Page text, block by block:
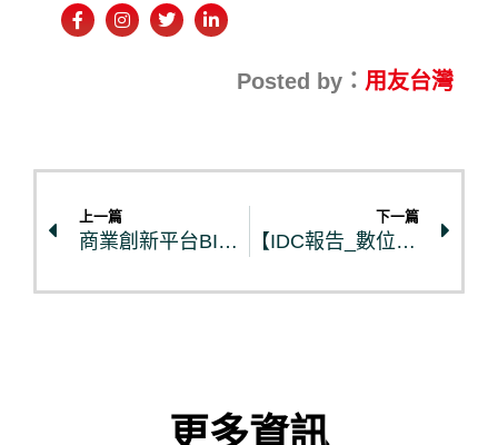
Posted by： 用友台灣
上一篇
商業創新平台BIP白皮書
下一篇
【IDC報告_數位轉型系列】AI創造業務價值的戰略
更多資訊